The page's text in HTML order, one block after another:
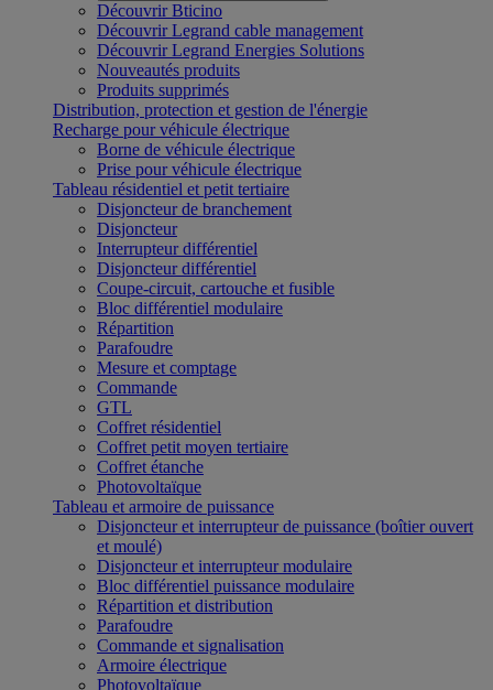
Découvrir Bticino
Découvrir Legrand cable management
Découvrir Legrand Energies Solutions
Nouveautés produits
Produits supprimés
Distribution, protection et gestion de l'énergie
Recharge pour véhicule électrique
Borne de véhicule électrique
Prise pour véhicule électrique
Tableau résidentiel et petit tertiaire
Disjoncteur de branchement
Disjoncteur
Interrupteur différentiel
Disjoncteur différentiel
Coupe-circuit, cartouche et fusible
Bloc différentiel modulaire
Répartition
Parafoudre
Mesure et comptage
Commande
GTL
Coffret résidentiel
Coffret petit moyen tertiaire
Coffret étanche
Photovoltaïque
Tableau et armoire de puissance
Disjoncteur et interrupteur de puissance (boîtier ouvert
et moulé)
Disjoncteur et interrupteur modulaire
Bloc différentiel puissance modulaire
Répartition et distribution
Parafoudre
Commande et signalisation
Armoire électrique
Photovoltaïque